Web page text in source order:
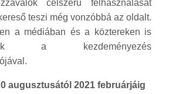
célszerű felhasználását
teszi még vonzóbbá az oldalt.
a médiában és a köztereken is
a kezdeményezés
augusztusától 2021 februárjáig